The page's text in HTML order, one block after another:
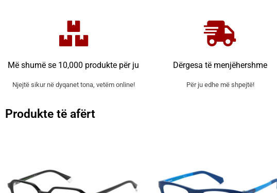
Më shumë se 10,000 produkte për ju
Njejtë sikur në dyqanet tona, vetëm online!
Dërgesa të menjëhershme
Për ju edhe më shpejtë!
Produkte të afërt